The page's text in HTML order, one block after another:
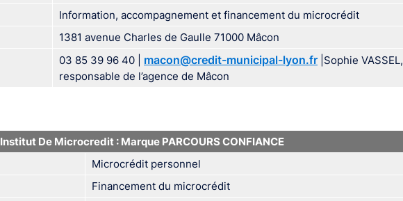
Information, accompagnement et financement du microcrédit
1381 avenue Charles de Gaulle 71000 Mâcon
03 85 39 96 40 | macon@credit-municipal-lyon.fr |Sophie VASSEL,
responsable de l’agence de Mâcon
Institut De Microcredit : Marque PARCOURS CONFIANCE
Microcrédit personnel
Financement du microcrédit